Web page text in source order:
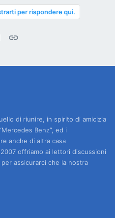
per rispondere qui.
Email
di riunire, in spirito di amicizia
Benz”, ed i
anche di altra casa
offriamo ai lettori discussioni
assicurarci che la nostra